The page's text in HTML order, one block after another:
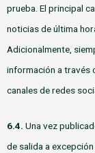
prueba. El principal
noticias de última
Adicionalmente,
información a través
canales de redes
6.4. Una vez
de salida a